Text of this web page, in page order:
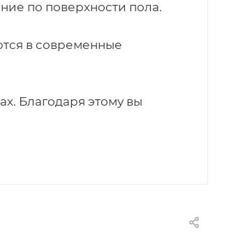
по поверхности пола.
в современные
Благодаря этому вы